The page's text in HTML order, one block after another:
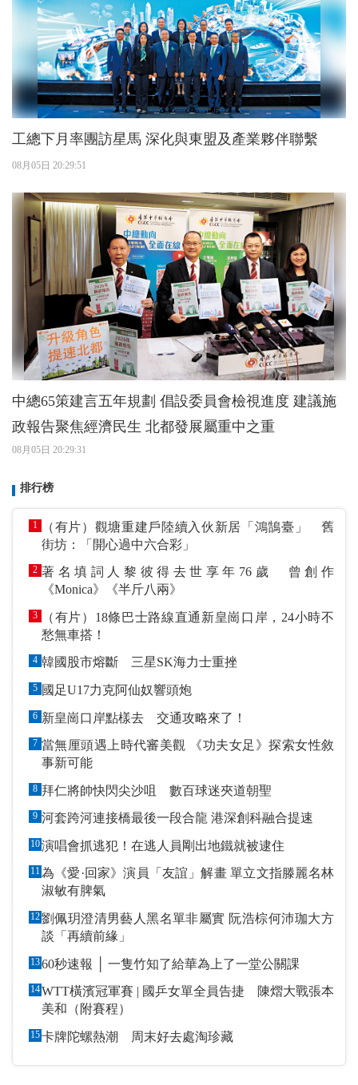
工總下月率團訪星馬 深化與東盟及產業夥伴聯繫
08月05日 20:29:51
中總65策建言五年規劃 倡設委員會檢視進度 建議施
政報告聚焦經濟民生 北都發展屬重中之重
08月05日 20:29:31
排行榜
1
（有片）觀塘重建戶陸續入伙新居「鴻鵠臺」 舊
街坊：「開心過中六合彩」
2 著名填詞人黎彼得去世享年76歲 曾創作
《Monica》《半斤八兩》
3
（有片）18條巴士路線直通新皇崗口岸，24小時不
愁無車搭！
4 韓國股市熔斷 三星SK海力士重挫
5 國足U17力克阿仙奴響頭炮
6 新皇崗口岸點樣去 交通攻略來了！
7 當無厘頭遇上時代審美觀 《功夫女足》探索女性敘
事新可能
8 拜仁將帥快閃尖沙咀 數百球迷夾道朝聖
9 河套跨河連接橋最後一段合龍 港深創科融合提速
10演唱會抓逃犯！在逃人員剛出地鐵就被逮住
11為《愛·回家》演員「友誼」解畫 單立文指滕麗名林
淑敏有脾氣
12劉佩玥澄清男藝人黑名單非屬實 阮浩棕何沛珈大方
談「再續前緣」
1360秒速報 │ 一隻竹知了給華為上了一堂公關課
14WTT橫濱冠軍賽 | 國乒女單全員告捷 陳熠大戰張本
美和（附賽程）
15卡牌陀螺熱潮 周末好去處淘珍藏